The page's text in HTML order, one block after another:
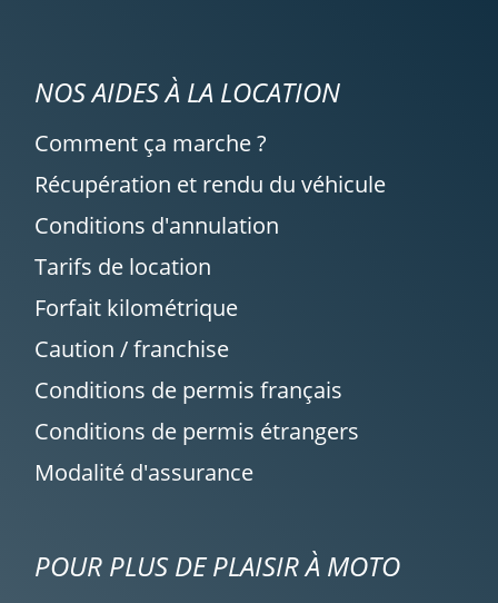
NOS AIDES À LA LOCATION
Comment ça marche ?
Récupération et rendu du véhicule
Conditions d'annulation
Tarifs de location
Forfait kilométrique
Caution / franchise
Conditions de permis français
Conditions de permis étrangers
Modalité d'assurance
POUR PLUS DE PLAISIR À MOTO